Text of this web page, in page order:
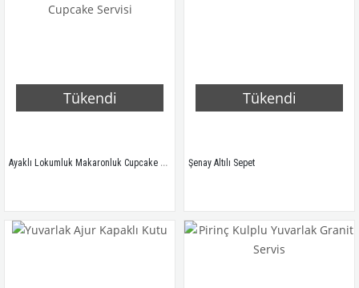
Tükendi
Ayaklı Lokumluk Makaronluk Cupcake Servisi
Tükendi
Şenay Altılı Sepet